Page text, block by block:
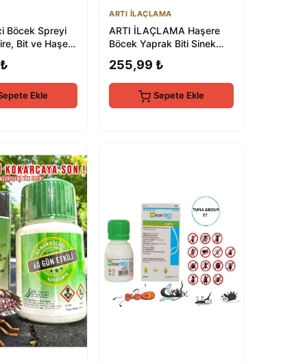
Böcek Spreyi
Bit ve Haşere
Ekle
ARTI İLAÇLAMA
ARTI İLAÇLAMA Haşere
Böcek Yaprak Biti Sinek
Spreyi 500ml Çok Etili
Karınca Kene
255,99 ₺
Sepete Ekle